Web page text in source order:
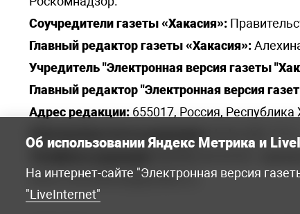
Соучредители газеты «Хакасия»:
Главный редактор газеты «Хакасия»:
Учредитель "Электронная версия газеты
Главный редактор "Электронная версия
Адрес редакции: 655017, Россия,
Электронная почта редакции: khakred@r-19.ru
elena.s.korotkowa@yandex.ru.
Об использовании Яндекс Метрика и
На интернет-сайте "Электронная версия
"LiveInternet"